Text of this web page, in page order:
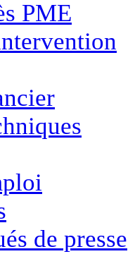
PME
de presse